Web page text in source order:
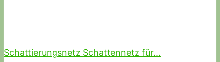
Schattierungsnetz Schattennetz für...